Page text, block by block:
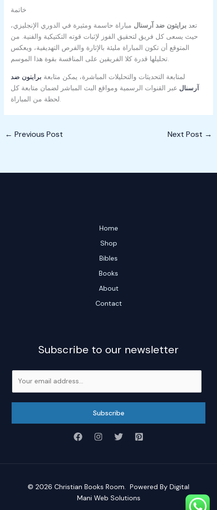
خاتمة
تعدبرايتون ضد آرسنال مباراة حاسمة ومثيرة في الدوري الإنجليزي،
حيث يسعى كل فريق لتحقيق الفوز لإثبات قوته التكتيكية والفنية. من
المتوقع أن تكون المباراة مليئة بالإثارة والفرص التهديفية، ويعكس
تحليلها قدرة كلا الفريقين على المنافسة بقوة هذا الموسم.
لمتابعة التحديثات والتحليلات المباشرة، يمكن متابعة برايتون ضد
آرسنال عبر القنوات الرسمية ومواقع البث المباشر لضمان متابعة كل
لحظة من المباراة.
← Previous Post Next Post →
Home
Shop
Bibles
Books
About
Contact
Subscribe to our newsletter
Subscribe
© 2026 Christian Books Room. Powered By Digital
Mani Web Solutions